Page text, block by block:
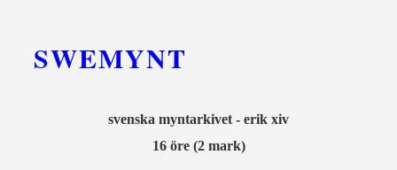
SWEMYNT
svenska myntarkivet - erik xiv
16 öre (2 mark)